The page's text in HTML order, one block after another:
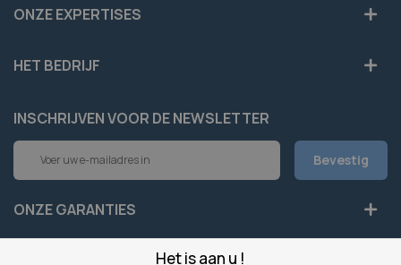
Het is aan u !
ONZE EXPERTISES
HET BEDRIJF
INSCHRIJVEN VOOR DE NEWSLETTER
Abonneer
op
onze
nieuwsbrief
Bevestig
ONZE GARANTIES